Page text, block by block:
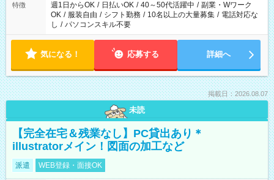
特徴 週1日からOK / 日払いOK / 40～50代活躍中 / 副業・Wワーク
OK / 服装自由 / シフト勤務 / 10名以上の大量募集 / 電話対応な
し / パソコンスキル不要
気になる！ 応募する 詳細へ
掲載日：2026.08.07
未読
【完全在宅＆残業なし】PC貸出あり＊
illustratorメイン！図面の加工など
派遣 WEB登録・面接OK